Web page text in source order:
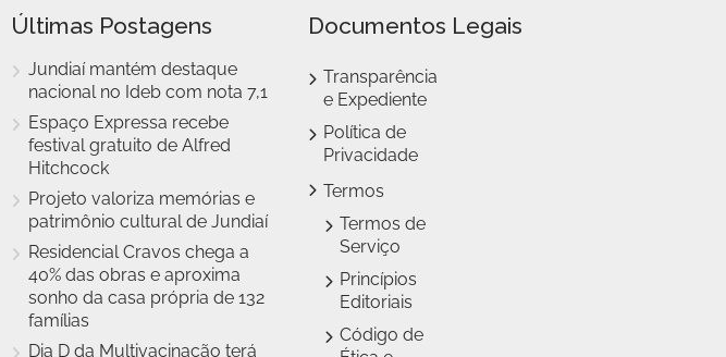
Últimas Postagens
Jundiaí mantém destaque
nacional no Ideb com nota 7,1
Espaço Expressa recebe
festival gratuito de Alfred
Hitchcock
Projeto valoriza memórias e
patrimônio cultural de Jundiaí
Residencial Cravos chega a
40% das obras e aproxima
sonho da casa própria de 132
famílias
Dia D da Multivacinação terá
Documentos Legais
Transparência
e Expediente
Política de
Privacidade
Termos
Termos de
Serviço
Princípios
Editoriais
Código de